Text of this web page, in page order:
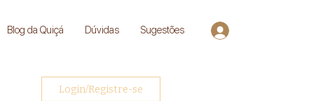
Blog da Quiçá Dúvidas Sugestões
Login/Registre-se